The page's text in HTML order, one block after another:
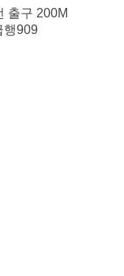
출구 200M
행909